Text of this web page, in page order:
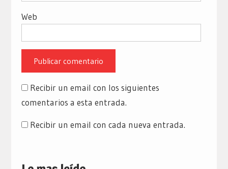
Web
Recibir un email con los siguientes
comentarios a esta entrada.
Recibir un email con cada nueva entrada.